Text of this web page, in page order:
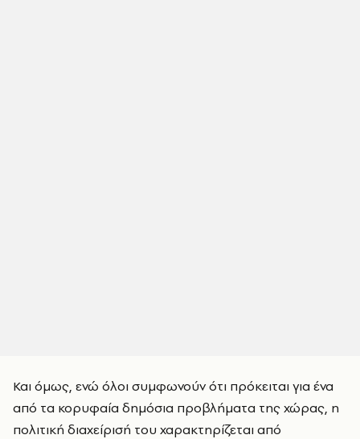
Και όμως, ενώ όλοι συμφωνούν ότι πρόκειται για ένα
από τα κορυφαία δημόσια προβλήματα της χώρας, η
πολιτική διαχείρισή του χαρακτηρίζεται από